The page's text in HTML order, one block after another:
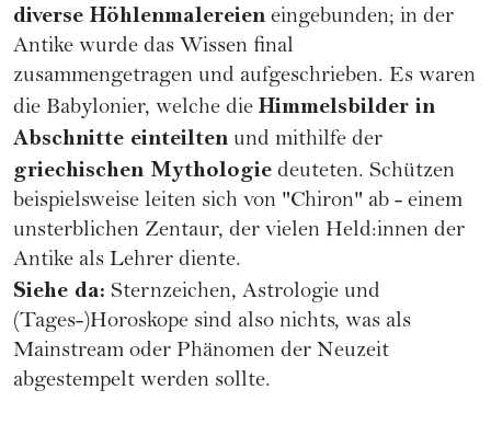
diverse Höhlenmalereien eingebunden; in der
Antike wurde das Wissen final
zusammengetragen und aufgeschrieben. Es waren
die Babylonier, welche die Himmelsbilder in
Abschnitte einteilten und mithilfe der
griechischen Mythologie deuteten. Schützen
beispielsweise leiten sich von "Chiron" ab - einem
unsterblichen Zentaur, der vielen Held:innen der
Antike als Lehrer diente.
Siehe da: Sternzeichen, Astrologie und
(Tages-)Horoskope sind also nichts, was als
Mainstream oder Phänomen der Neuzeit
abgestempelt werden sollte.